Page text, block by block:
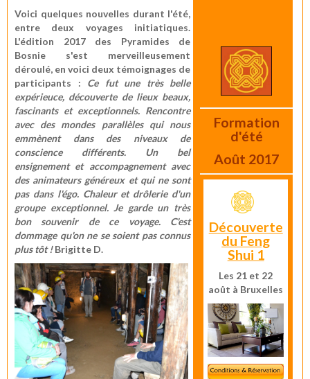
Voici quelques nouvelles durant l'été,
entre deux voyages initiatiques.
L'édition 2017 des Pyramides de
Bosnie s'est merveilleusement
déroulé, en voici deux témoignages de
participants : Ce fut une très belle
expérieuce, découverte de lieux beaux,
fascinants et exceptionnels. Rencontre
avec des mondes parallèles qui nous
emmènent dans des niveaux de
conscience différents. Un bel
ensignement et accompagnement avec
des animateurs généreux et qui ne sont
pas dans l'égo. Chaleur et drôlerie d'un
groupe exceptionnel. Je garde un très
bon souvenir de ce voyage. C'est
dommage qu'on ne se soient pas connus
plus tôt !Brigitte D.
Formation
d'été
Août 2017
Découverte
du Feng
Shui 1
Les 21 et 22
août à Bruxelles